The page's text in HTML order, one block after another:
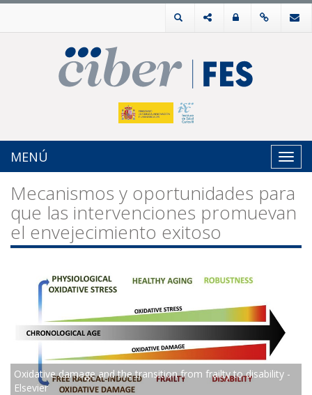
MENÚ
Mecanismos y oportunidades para
que las intervenciones promuevan
el envejecimiento exitoso
Oxidative damage and the transition from frailty to disability -
Elsevier